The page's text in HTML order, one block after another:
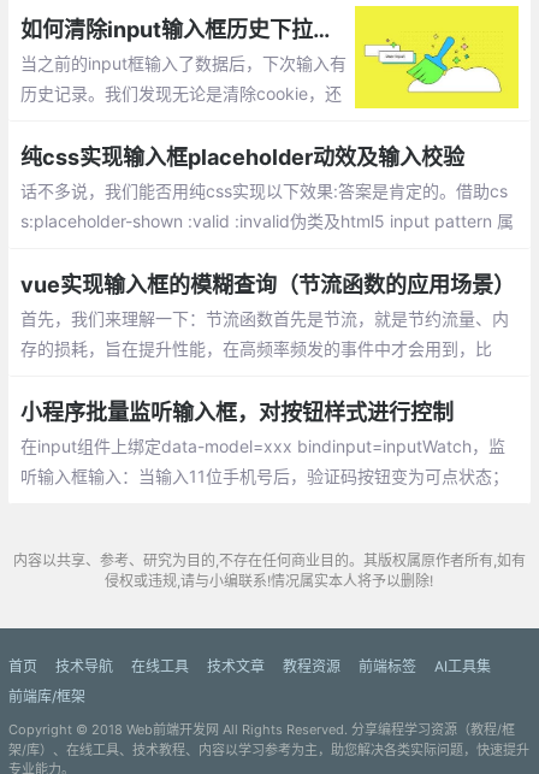
来限制input的输入类型为数字和小数点的实现。
如何清除input输入框历史下拉数据
当之前的input框输入了数据后，下次输入有
历史记录。我们发现无论是清除cookie，还
下拉的历史记录信息。那么该如何解决该问
题呢？
纯css实现输入框placeholder动效及输入校验
话不多说，我们能否用纯css实现以下效果:答案是肯定的。借助cs
s:placeholder-shown :valid :invalid伪类及html5 input pattern 属
vue实现输入框的模糊查询（节流函数的应用场景）
首先，我们来理解一下：节流函数首先是节流，就是节约流量、内
存的损耗，旨在提升性能，在高频率频发的事件中才会用到，比
到节流函数；输入框的模糊查询功能原理分析
小程序批量监听输入框，对按钮样式进行控制
在input组件上绑定data-model=xxx bindinput=inputWatch，监
听输入框输入：当输入11位手机号后，验证码按钮变为可点状态；
内容以共享、参考、研究为目的,不存在任何商业目的。其版权属原作者所有,如有
侵权或违规,请与小编联系!情况属实本人将予以删除!
首页 技术导航 在线工具 技术文章 教程资源 前端标签
AI工具集
前端库/框架